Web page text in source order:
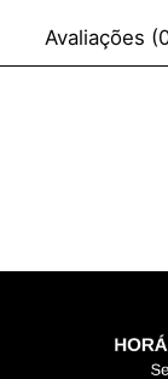
Avaliações